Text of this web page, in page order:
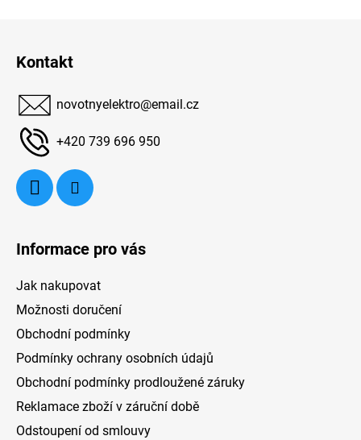
Kontakt
novotnyelektro@email.cz
+420 739 696 950
Informace pro vás
Jak nakupovat
Možnosti doručení
Obchodní podmínky
Podmínky ochrany osobních údajů
Obchodní podmínky prodloužené záruky
Reklamace zboží v záruční době
Odstoupení od smlouvy